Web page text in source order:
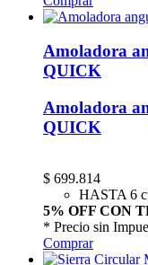
Amoladora
QUICK
Amoladora
QUICK
$ 699.814
HASTA 6
5% OFF CON
* Precio sin
Comprar